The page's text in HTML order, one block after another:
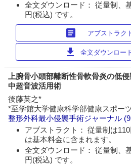
全文ダウンロード： 従量制、
円(税込) です。
article アブストラク
download 全文ダウンロー
上腕骨小頭部離断性骨軟骨炎の低
中超音波活用術
後藤英之*
*至学館大学健康科学部健康スポー
整形外科最小侵襲手術ジャーナル
アブストラクト： 従量制は
は基本料金に含まれます。
全文ダウンロード： 従量制、
円(税込) です。